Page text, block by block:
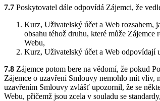
7.7 Poskytovatel dále odpovídá Zájemci, že
Kurz, Uživatelský účet a Web rozsahem,
obsahu téhož druhu, které může
Webu,
Kurz, Uživatelský účet a Web odpovídají
7.8 Zájemce potom bere na vědomí, že pokud
Zájemce o uzavření Smlouvy nemohlo mít vliv,
uzavřením Smlouvy zvlášť upozornil, že se
Webu, přičemž jsou zcela v souladu se